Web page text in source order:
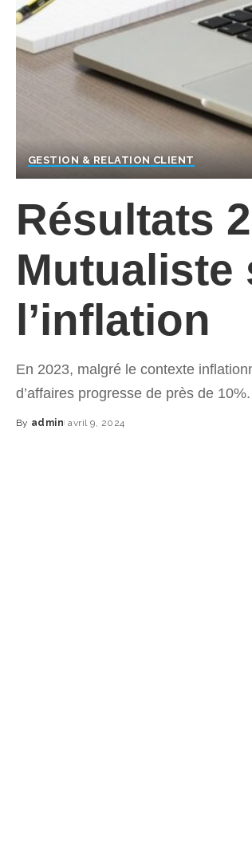
GESTION & RELATION CLIENT
Résultats
Mutualiste
l’inflation
En 2023, malgré le contexte
d’affaires progresse de près de 10%.
Posted
By admin avril 9, 2024